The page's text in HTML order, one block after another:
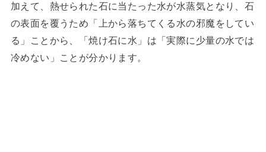
加えて、熱せられた石に当たった水が水蒸気となり、石
の表面を覆うため「上から落ちてくる水の邪魔をしてい
る」ことから、「焼け石に水」は「実際に少量の水では
冷めない」ことが分かります。